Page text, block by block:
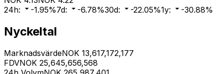
24h: -1.95%7d: -6.78%30d: -22.05%1y: -30.88%
Nyckeltal
MarknadsvärdeNOK 13,617,172,177
FDVNOK 25,645,656,568